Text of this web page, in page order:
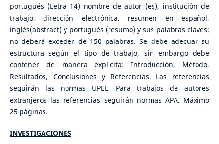
portugués (Letra 14) nombre de autor (es), institución de
trabajo, dirección electrónica, resumen en español,
inglés(abstract) y portugués (resumo) y sus palabras claves;
no deberá exceder de 150 palabras. Se debe adecuar su
estructura según el tipo de trabajo, sin embargo debe
contener de manera explícita: Introducción, Método,
Resultados, Conclusiones y Referencias. Las referencias
seguirán las normas UPEL. Para trabajos de autores
extranjeros las referencias seguirán normas APA. Máximo
25 páginas.
INVESTIGACIONES